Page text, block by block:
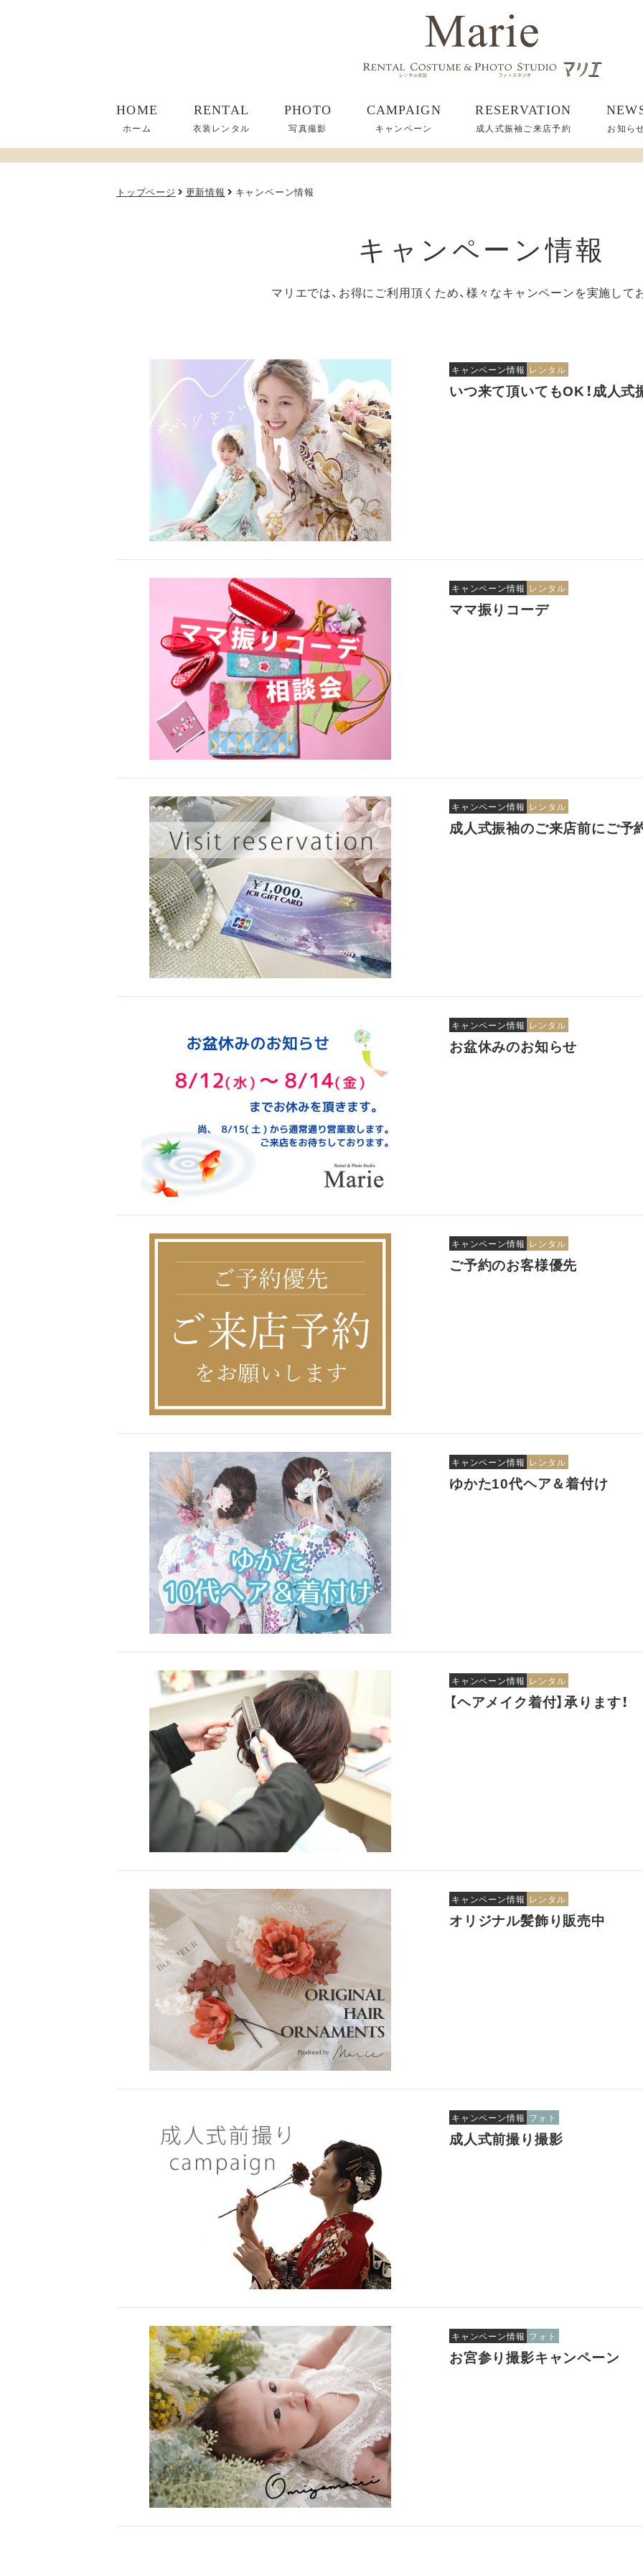
HOME
ホーム
RENTAL
衣装レンタル
PHOTO
写真撮影
CAMPAIGN
キャンペーン
RESERVATION
成人式振袖ご来店予約 お知ら
トップページ 更新情報 キャンペーン情報
キャンペーン情報
マリエでは、お得にご利用頂くため、様々なキャンペーンを実施して
キャンペーン情報 レンタル
いつ来て頂いてもOK！成人式
キャンペーン情報 レンタル
ママ振りコーデ
キャンペーン情報 レンタル
成人式振袖のご来店前にご予
キャンペーン情報 レンタル
お盆休みのお知らせ
キャンペーン情報 レンタル
ご予約のお客様優先
キャンペーン情報 レンタル
ゆかた10代ヘア＆着付け
キャンペーン情報 レンタル
【ヘアメイク着付】承ります！
キャンペーン情報 レンタル
オリジナル髪飾り販売中
キャンペーン情報 フォト
成人式前撮り撮影
キャンペーン情報 フォト
お宮参り撮影キャンペーン